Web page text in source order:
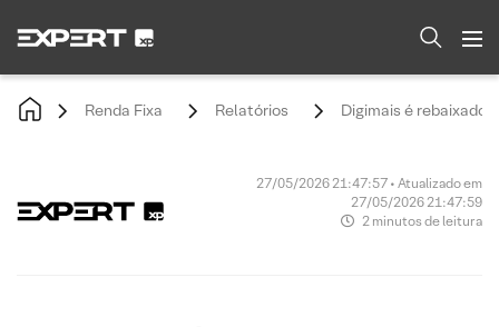
Renda Fixa Relatórios Digimais é rebaixado
27/05/2026 21:47:57 • Atualizado em
27/05/2026 21:47:59
2 minutos de leitura